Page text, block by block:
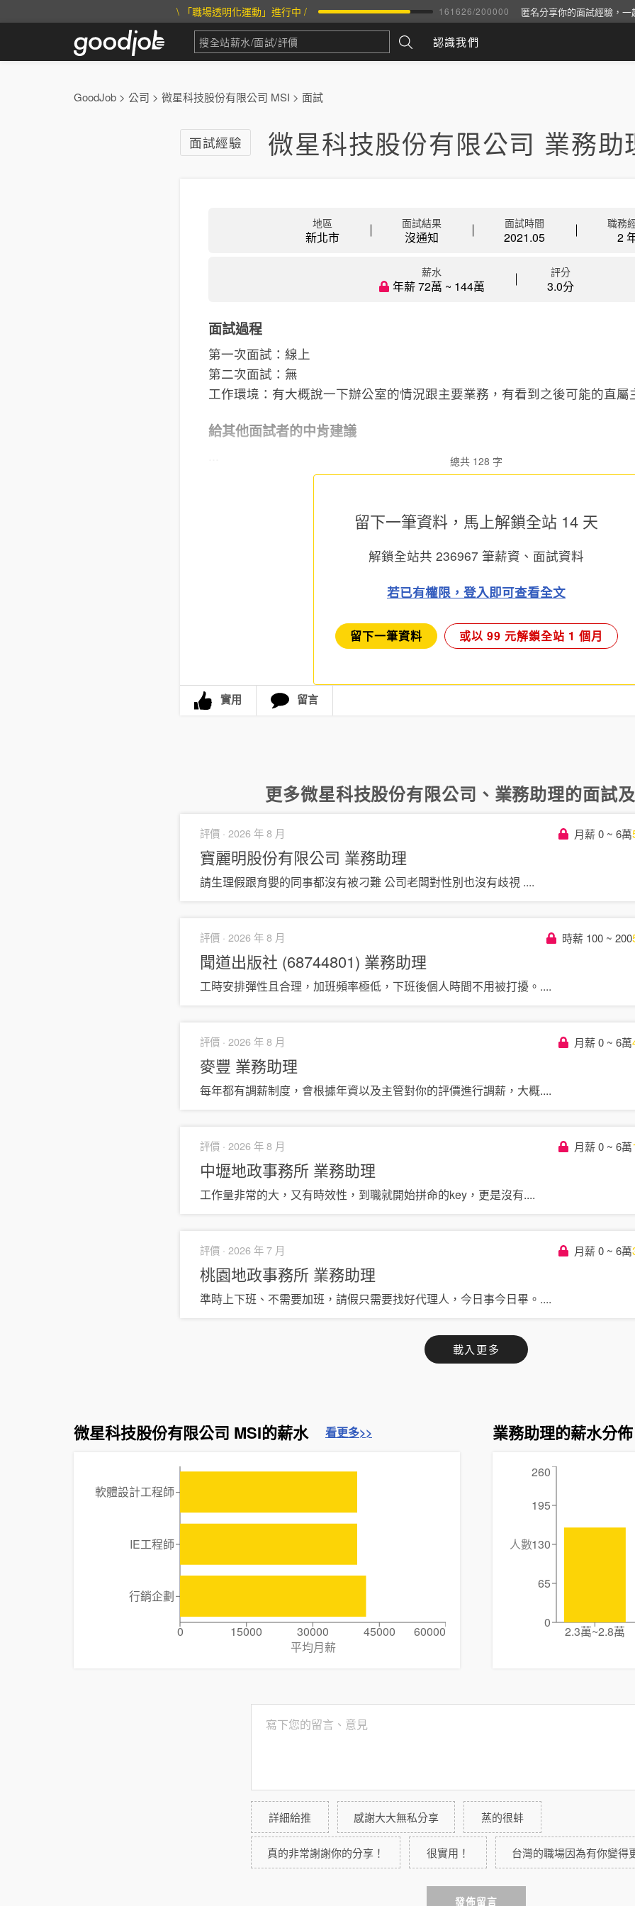
\ 「職場透明化運動」進行中 / 161626/200000 匿名分享你的面試經驗，
認識我們
GoodJob > 公司 > 微星科技股份有限公司 MSI > 面試
面試經驗 微星科技股份有限公司 業務助
地區
新北市
面試結果
沒通知
面試時間
2021.05
職務
2
薪水
年薪 72萬 ~ 144萬
評分
3.0分
面試過程
第一次面試：線上
第二次面試：無
工作環境：有大概說一下辦公室的情況跟主要業務，有看到之後可能的直屬
給其他面試者的中肯建議
總共 128 字
留下一筆資料，馬上解鎖全站 14 天
解鎖全站共 236967 筆薪資、面試資料
若已有權限，登入即可查看全文
留下一筆資料 或以 99 元解鎖全站 1 個月
實用 留言
更多微星科技股份有限公司 、 業務助理的面試
評價 · 2026 年 8 月 月薪 0 ~ 6萬
寶麗明股份有限公司 業務助理
請生理假跟育嬰的同事都沒有被刁難 公司老闆對性別也沒有歧視 ....
評價 · 2026 年 8 月 時薪 100 ~ 200
聞道出版社 (68744801) 業務助理
工時安排彈性且合理，加班頻率極低，下班後個人時間不用被打擾。 ....
評價 · 2026 年 8 月 月薪 0 ~ 6萬
麥豐 業務助理
每年都有調薪制度，會根據年資以及主管對你的評價進行調薪，大概....
評價 · 2026 年 8 月 月薪 0 ~ 6萬
中壢地政事務所 業務助理
工作量非常的大，又有時效性，到職就開始拼命的key，更是沒有....
評價 · 2026 年 7 月 月薪 0 ~ 6萬
桃園地政事務所 業務助理
準時上下班、不需要加班，請假只需要找好代理人，今日事今日畢。 ....
載入更多
微星科技股份有限公司 MSI的薪水 看更多>>
0 15000 30000 45000
60000
平均月薪
軟體設計工程師
IE工程師
行銷企劃
業務助理的薪水分佈
2.3萬~2.8萬
0
65
130
195
260
人數
詳細給推 感謝大大無私分享 蒸的很蚌
真的非常謝謝你的分享！ 很實用！ 台灣的職場因為有你變得
發佈留言